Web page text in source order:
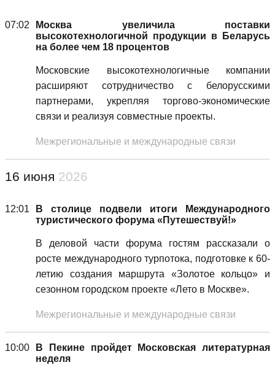
07:02
Москва увеличила поставки
высокотехнологичной продукции в Беларусь
на более чем 18 процентов
Московские высокотехнологичные компании
расширяют сотрудничество с белорусскими
партнерами, укрепляя торгово-экономические
связи и реализуя совместные проекты.
Межрегиональные и международные связи
16 июня 2026
12:01
В столице подвели итоги Международного
туристического форума «Путешествуй!»
В деловой части форума гостям рассказали о
росте международного турпотока, подготовке к 60-
летию создания маршрута «Золотое кольцо» и
сезонном городском проекте «Лето в Москве».
Межрегиональные и международные связи
10:00
В Пекине пройдет Московская литературная
неделя